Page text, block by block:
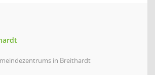
in Breithardt